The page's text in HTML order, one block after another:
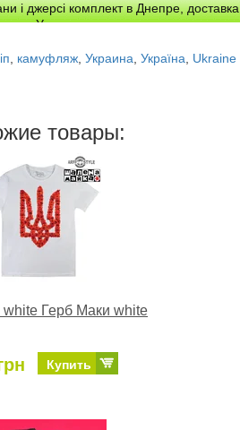
і джерсі комплект в Днепре, доставка
по Украине
камуфляж Украина Україна Ukraine
товары:
white Герб Маки white
Купить